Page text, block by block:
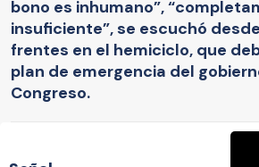
bono es inhumano”,
insuficiente”, se escuchó
frentes en el hemiciclo, que
plan de emergencia del
Congreso.